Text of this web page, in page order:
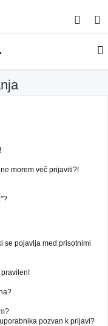
s
a
morem več prijaviti?!
se pojavlja med prisotnimi
pozvan k prijavi?